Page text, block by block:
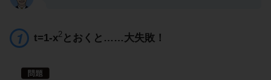
t=1-x2 とおくと……大失敗！